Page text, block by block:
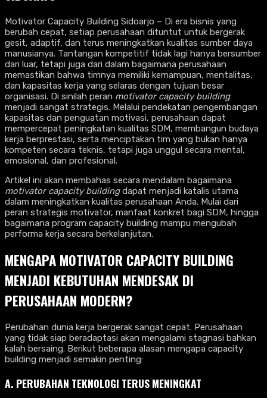
Motivator Capacity Building Sidoarjo – Di era bisnis yang
berubah cepat, setiap perusahaan dituntut untuk bergerak
gesit, adaptif, dan terus meningkatkan kualitas sumber daya
manusianya. Tantangan kompetitif tidak lagi hanya bersumber
dari luar, tetapi juga dari dalam bagaimana perusahaan
memastikan bahwa timnya memiliki kemampuan, mentalitas,
dan kapasitas kerja yang selaras dengan tujuan besar
organisasi. Di sinilah peran motivator capacity building
menjadi sangat strategis. Melalui pendekatan pengembangan
kapasitas dan penguatan motivasi, perusahaan dapat
mempercepat peningkatan kualitas SDM, membangun budaya
kerja berprestasi, serta menciptakan tim yang bukan hanya
kompeten secara teknis, tetapi juga unggul secara mental,
emosional, dan profesional.
Artikel ini akan membahas secara mendalam bagaimana
motivator capacity buildingdapat menjadi katalis utama
dalam meningkatkan kualitas perusahaan Anda. Mulai dari
peran strategis motivator, manfaat konkret bagi SDM, hingga
bagaimana program capacity building mampu mengubah
performa kerja secara berkelanjutan.
MENGAPA MOTIVATOR CAPACITY BUILDING
MENJADI KEBUTUHAN MENDESAK DI
PERUSAHAAN MODERN?
Perubahan dunia kerja bergerak sangat cepat. Perusahaan
yang tidak siap beradaptasi akan mengalami stagnasi bahkan
kalah bersaing. Berikut beberapa alasan mengapa capacity
building menjadi semakin penting:
A. PERUBAHAN TEKNOLOGI TERUS MENINGKAT